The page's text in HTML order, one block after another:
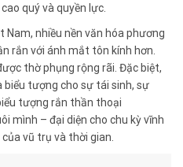
quý và quyền lực.
Nam, nhiều nền văn hóa phương
rắn với ánh mắt tôn kính hơn.
thờ phụng rộng rãi. Đặc biệt,
biểu tượng cho sự tái sinh, sự
tượng rắn thần thoại
mình – đại diện cho chu kỳ vĩnh
vũ trụ và thời gian.